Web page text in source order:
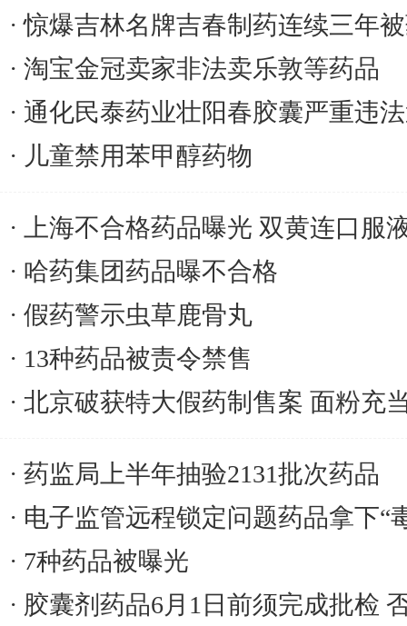
惊爆吉林名牌吉春制药连续三年
淘宝金冠卖家非法卖乐敦等药品
通化民泰药业壮阳春胶囊严重违
儿童禁用苯甲醇药物
上海不合格药品曝光 双黄连口服
哈药集团药品曝不合格
假药警示虫草鹿骨丸
13种药品被责令禁售
北京破获特大假药制售案 面粉充
药监局上半年抽验2131批次药品
电子监管远程锁定问题药品拿下“
7种药品被曝光
胶囊剂药品6月1日前须完成批检